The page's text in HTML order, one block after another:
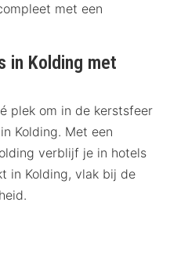
met een
in Kolding met
plek om in de kerstsfeer
Kolding. Met een
verblijf je in hotels
in Kolding, vlak bij de